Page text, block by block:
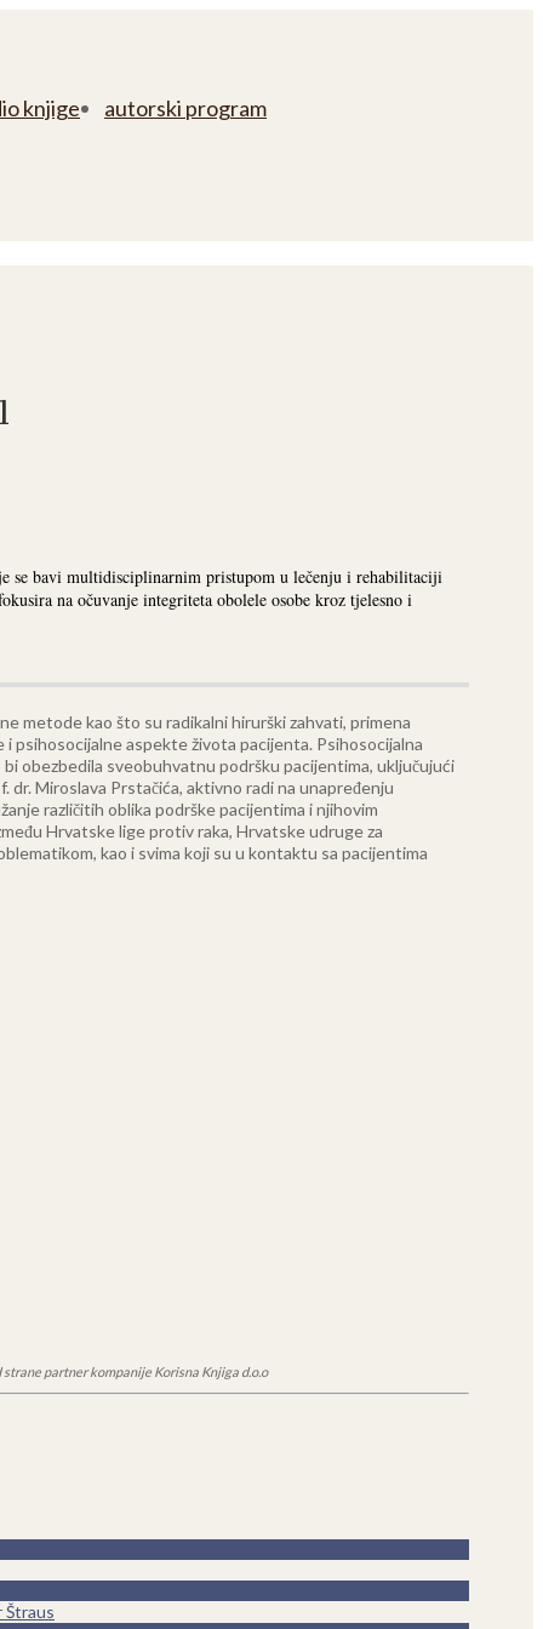
knjige autorski program
se bavi multidisciplinarnim pristupom u lečenju i rehabilitaciji
na očuvanje integriteta obolele osobe kroz tjelesno i
metode kao što su radikalni hirurški zahvati, primena
psihosocijalne aspekte života pacijenta. Psihosocijalna
obezbedila sveobuhvatnu podršku pacijentima, uključujući
Miroslava Prstačića, aktivno radi na unapređenju
različitih oblika podrške pacijentima i njihovim
Hrvatske lige protiv raka, Hrvatske udruge za
kao i svima koji su u kontaktu sa pacijentima
partner kompanije Korisna Knjiga d.o.o
Štraus